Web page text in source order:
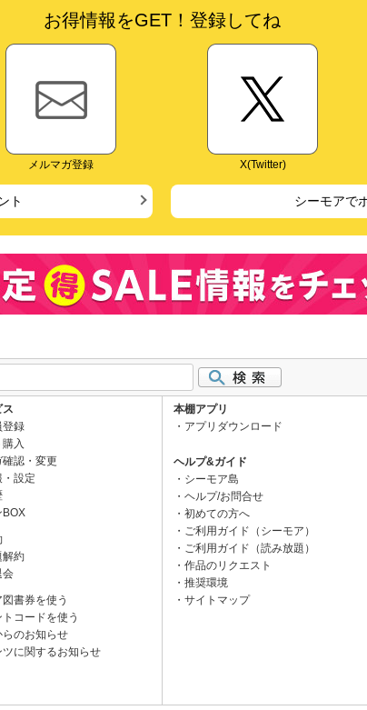
お得情報をGET！登録してね
メルマガ登録 X(Twitter)
ト シーモアで
ス
登録
入
確認・変更
設定
BOX
解約
会
書券を使う
コードを使う
のお知らせ
ツに関するお知らせ
本棚アプリ
アプリダウンロード
ヘルプ&ガイド
シーモア島
ヘルプ/お問合せ
初めての方へ
ご利用ガイド（シーモア）
ご利用ガイド（読み放題）
作品のリクエスト
推奨環境
サイトマップ